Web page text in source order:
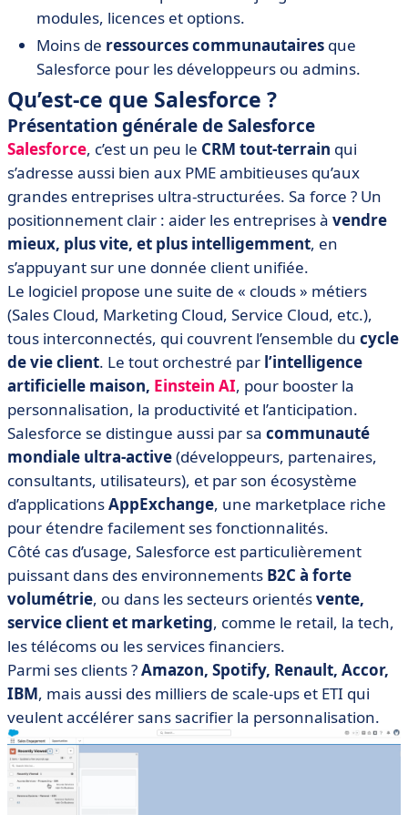
modules, licences et options.
Moins de ressourcescommunautaires que
Salesforce pour les développeurs ou admins.
Qu’est-ce que Salesforce ?
Présentation générale de Salesforce
Salesforce, c’est un peu le CRM tout-terrain qui
s’adresse aussi bien aux PME ambitieuses qu’aux
grandes entreprises ultra-structurées. Sa force ? Un
positionnement clair : aider les entreprises à vendre
mieux, plus vite, et plus intelligemment, en
s’appuyant sur une donnée client unifiée.
Le logiciel propose une suite de « clouds » métiers
(Sales Cloud, Marketing Cloud, Service Cloud, etc.),
tous interconnectés, qui couvrent l’ensemble du cycle
de vie client. Le tout orchestré par l’intelligence
artificielle maison, Einstein AI, pour booster la
personnalisation, la productivité et l’anticipation.
Salesforce se distingue aussi par sa communauté
mondiale ultra-active(développeurs, partenaires,
consultants, utilisateurs), et par son écosystème
d’applicationsAppExchange, une marketplace riche
pour étendre facilement ses fonctionnalités.
Côté cas d’usage, Salesforce est particulièrement
puissant dans des environnements B2C à forte
volumétrie, ou dans les secteurs orientésvente,
service client et marketing, comme le retail, la tech,
les télécoms ou les services financiers.
Parmi ses clients ?Amazon, Spotify, Renault, Accor,
IBM, mais aussi des milliers de scale-ups et ETI qui
veulent accélérer sans sacrifier la personnalisation.